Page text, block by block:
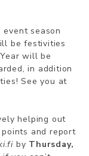
season
be festivities
will be
in addition
See you at
helping out
and report
by Thursday,